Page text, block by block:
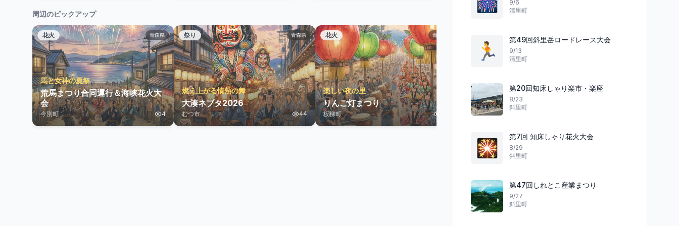
周辺のピックアップ
花火 青森県
馬と女神の夏祭
荒馬まつり合同運行＆海峡花火大
会
今別町 4
祭り 青森県
燃え上がる情熱の舞
大湊ネブタ2026
むつ市 44
花火 青森県
楽しい夜の里
りんご灯まつり
板柳町
炎と土の大舞踏
縄文の炎・藤沢野焼祭2026
一関市
9/6
清里町
🏃
第49回斜里岳ロードレース大会
9/13
清里町
第20回知床しゃり楽市・楽座
8/23
斜里町
🎇
第7回 知床しゃり花火大会
8/29
斜里町
第47回しれとこ産業まつり
9/27
斜里町